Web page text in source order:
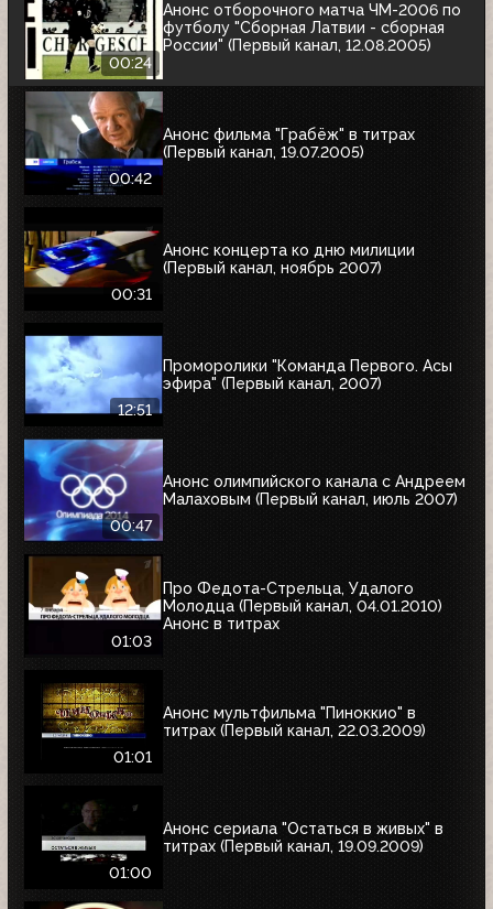
00:24
Анонс отборочного матча ЧМ-2006 по
футболу "Сборная Латвии - сборная
России" (Первый канал, 12.08.2005)
00:42
Анонс фильма "Грабёж" в титрах
(Первый канал, 19.07.2005)
00:31
Анонс концерта ко дню милиции
(Первый канал, ноябрь 2007)
12:51
Проморолики "Команда Первого. Асы
эфира" (Первый канал, 2007)
00:47
Анонс олимпийского канала с Андреем
Малаховым (Первый канал, июль 2007)
01:03
Про Федота-Стрельца, Удалого
Молодца (Первый канал, 04.01.2010)
Анонс в титрах
01:01
Анонс мультфильма "Пиноккио" в
титрах (Первый канал, 22.03.2009)
01:00
Анонс сериала "Остаться в живых" в
титрах (Первый канал, 19.09.2009)